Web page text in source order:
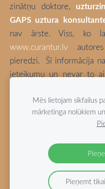
zinātņu doktore,
GAPS uztura
nav ārste. Viss, ko
www.curantur.lv
pieredzi. Šī informācija
ieteikumu un nevar to
atbildība. Izvēlies būt
Blogā izmantotas bloga
norādīts citādi).
Mēs lietojam sīkfailus
mārketinga nolūkiem
Pieņemt